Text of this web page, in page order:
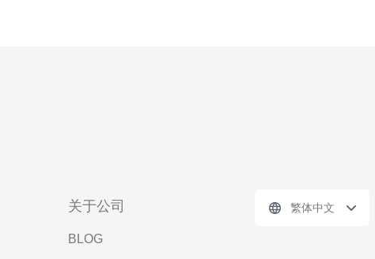
关于公司
BLOG
繁体中文